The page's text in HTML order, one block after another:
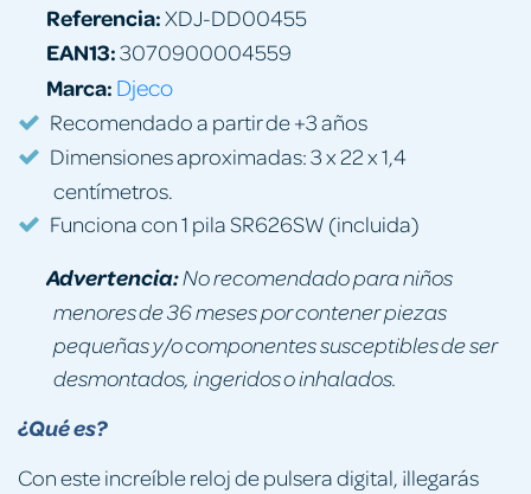
¿Qué es?
Con este increíble reloj de pulsera digital, ¡llegarás
Referencia:XDJ-DD00455
EAN13:3070900004559
Marca: Djeco
Recomendado a partir de +3 años
Dimensiones aproximadas: 3 x 22 x 1,4
centímetros.
Funciona con 1 pila SR626SW (incluida)
Advertencia:No recomendado para niños
menores de 36 meses por contener piezas
pequeñas y/o componentes susceptibles de ser
desmontados, ingeridos o inhalados.